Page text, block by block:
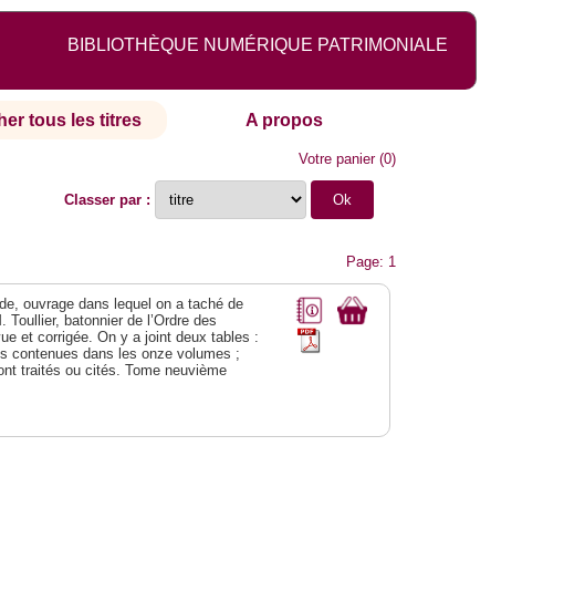
BIBLIOTHÈQUE NUMÉRIQUE PATRIMONIALE
tous les titres A propos
Votre panier(0)
Classer par :
Page: 1
ouvrage dans lequel on a taché de
batonnier de l’Ordre des
et corrigée. On y a joint deux tables :
contenues dans les onze volumes ;
traités ou cités. Tome neuvième